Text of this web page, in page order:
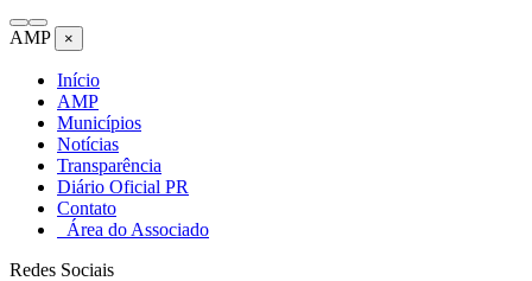
AMP ×
Início
AMP
Municípios
Notícias
Transparência
Diário Oficial PR
Contato
Área do Associado
Redes Sociais